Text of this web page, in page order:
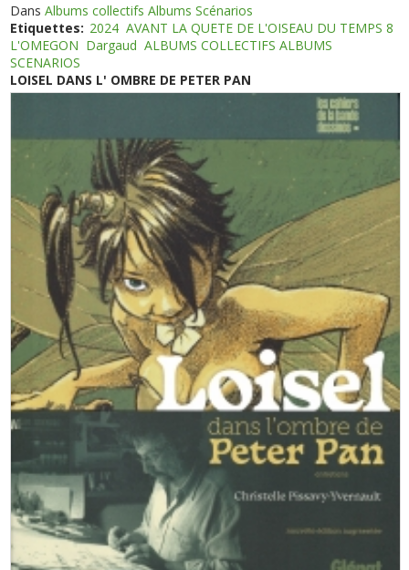
DansAlbums collectifs Albums Scénarios
Etiquettes: 2024 AVANT LA QUETE DE L'OISEAU DU TEMPS 8
L'OMEGON Dargaud ALBUMS COLLECTIFS ALBUMS
SCENARIOS
LOISEL DANS L' OMBRE DE PETER PAN